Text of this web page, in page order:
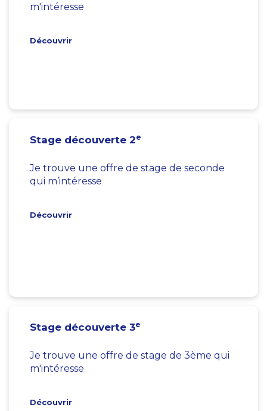
m'intéresse
Découvrir
Stage découverte 2e
Je trouve une offre de stage de seconde
qui m’intéresse
Découvrir
Stage découverte 3e
Je trouve une offre de stage de 3ème qui
m'intéresse
Découvrir